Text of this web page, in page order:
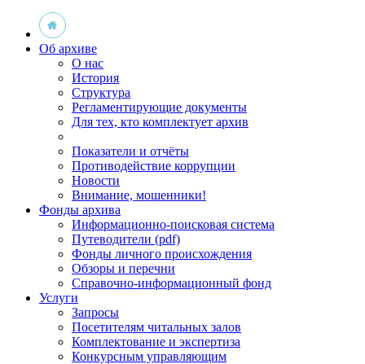
Об архиве
О нас
История
Структура
Регламентирующие документы
Для тех, кто комплектует архив
Показатели и отчёты
Противодействие коррупции
Новости
Внимание, мошенники!
Фонды архива
Информационно-поисковая система
Путеводители (pdf)
Фонды личного происхождения
Обзоры и перечни
Справочно-информационный фонд
Услуги
Запросы
Посетителям читальных залов
Комплектование и экспертиза
Конкурсным управляющим